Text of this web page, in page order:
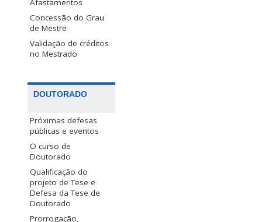
Afastamentos
Concessão do Grau
de Mestre
Validação de créditos
no Mestrado
DOUTORADO
Próximas defesas
públicas e eventos
O curso de
Doutorado
Qualificação do
projeto de Tese e
Defesa da Tese de
Doutorado
Prorrogação,